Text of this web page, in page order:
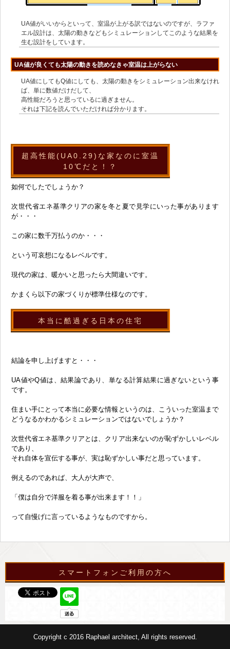
UA値がいいからといって、室温が上がる訳ではないのですが、ラファ
エル設計は、太陽の動きなどもシミュレーションしてこのような結果を
生む設計をしています。
UA値が良くても太陽の動きを読めなきゃ室温は上がらない
UA値にしてもQ値にしても、太陽の動きをシミュレーション出来なけれ
ば、単に数値だけだして、
高性能だろうと思っているに過ぎません。
それは下記を読んでいただければ分かります。
超高性能(UA0.29)な家なのに室温
10℃だと！？
如何でしたでしょうか？
次世代省エネ基準クリアの家を冬と夏で見学にいった事があります
が・・・
この家に数千万払うのか・・・
という可哀想になるレベルです。
現代の家は、暖かいと思ったら大間違いです。
かまくら以下の家づくりが標準仕様なのです。
本当に酷過ぎる日本の住宅
結論を申し上げますと・・・
UA値やQ値は、結果論であり、単なる計算結果に過ぎないという事
です。
住まい手にとって本当に必要な情報というのは、こういった室温まで
どうなるかわかるシミュレーションではないでしょうか？
次世代省エネ基準クリアとは、クリア出来ないのが恥ずかしいレベル
であり、
それ自体を宣伝する事が、実は恥ずかしい事だと思っています。
例えるのであれば、大人が大声で、
「僕は自分で洋服を着る事が出来ます！！」
って自慢げに言っているようなものですから。
スマートフォンご利用の方へ
Copyright c 2016 Raphael architect, All rights reserved.